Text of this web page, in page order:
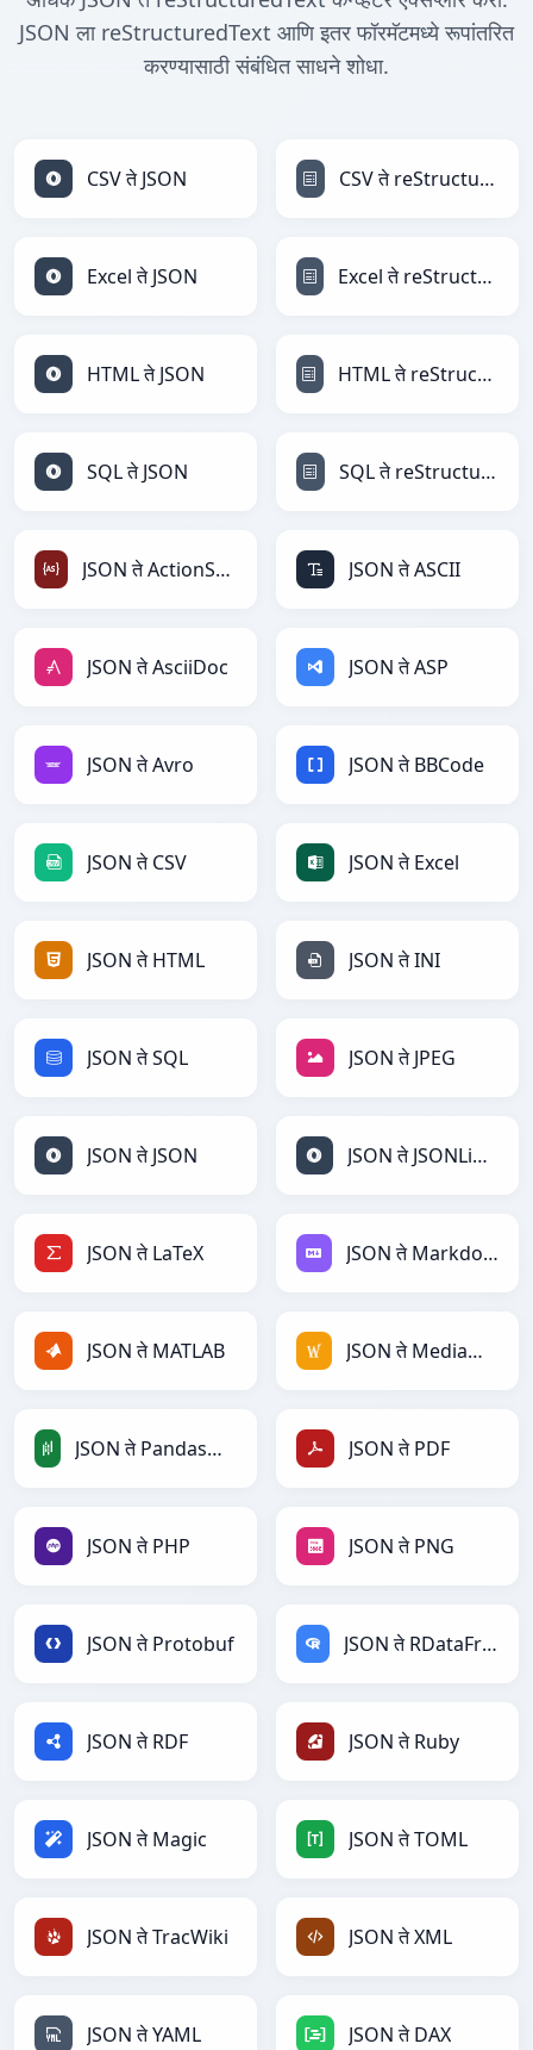
JSON ला reStructuredText आणि इतर फॉरमॅटमध्ये रूपांतरित
करण्यासाठी संबंधित साधने शोधा.
CSV ते JSON CSV ते reStructuredText
Excel ते JSON Excel ते reStructuredText
HTML ते JSON HTML ते reStructuredText
SQL ते JSON SQL ते reStructuredText
JSON ते ActionScript JSON ते ASCII
JSON ते AsciiDoc JSON ते ASP
JSON ते Avro JSON ते BBCode
JSON ते CSV JSON ते Excel
JSON ते HTML JSON ते INI
JSON ते SQL JSON ते JPEG
JSON ते JSON JSON ते JSONLines
JSON ते LaTeX JSON ते Markdown
JSON ते MATLAB JSON ते MediaWiki
JSON ते PandasDataFrame JSON ते PDF
JSON ते PHP JSON ते PNG
JSON ते Protobuf JSON ते RDataFrame
JSON ते RDF JSON ते Ruby
JSON ते Magic JSON ते TOML
JSON ते TracWiki JSON ते XML
JSON ते YAML JSON ते DAX